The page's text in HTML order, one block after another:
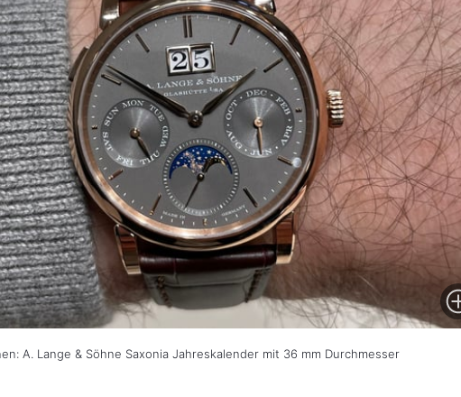
A. Lange & Söhne Saxonia Jahreskalender mit 36 mm Durchmesser